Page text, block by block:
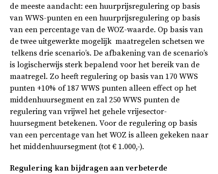
de meeste aandacht: een huurprijsregulering op basis
van WWS-punten en een huurprijsregulering op basis
van een percentage van de WOZ-waarde. Op basis van
de twee uitgewerkte mogelijk maatregelen schetsen we
telkens drie scenario’s. De afbakening van de scenario’s
is logischerwijs sterk bepalend voor het bereik van de
maatregel. Zo heeft regulering op basis van 170 WWS
punten +10% of 187 WWS punten alleen effect op het
middenhuursegment en zal 250 WWS punten de
regulering van vrijwel het gehele vrijesector-
huursegment betekenen. Voor de regulering op basis
van een percentage van het WOZ is alleen gekeken naar
het middenhuursegment (tot € 1.000,-).
Regulering kan bijdragen aan verbeterde